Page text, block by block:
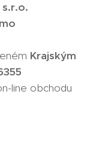
Krajským
line obchodu